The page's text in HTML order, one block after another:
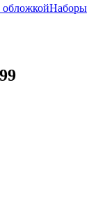
обложкойНаборы